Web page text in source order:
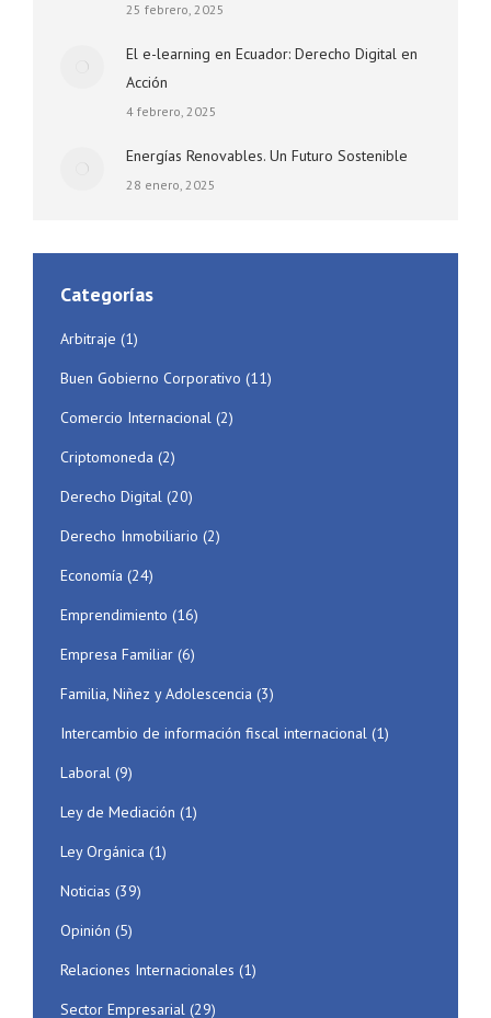
25 febrero, 2025
El e-learning en Ecuador: Derecho Digital en
Acción
4 febrero, 2025
Energías Renovables. Un Futuro Sostenible
28 enero, 2025
Categorías
Arbitraje (1)
Buen Gobierno Corporativo (11)
Comercio Internacional (2)
Criptomoneda (2)
Derecho Digital (20)
Derecho Inmobiliario (2)
Economía (24)
Emprendimiento (16)
Empresa Familiar (6)
Familia, Niñez y Adolescencia (3)
Intercambio de información fiscal internacional (1)
Laboral (9)
Ley de Mediación (1)
Ley Orgánica (1)
Noticias (39)
Opinión (5)
Relaciones Internacionales (1)
Sector Empresarial (29)